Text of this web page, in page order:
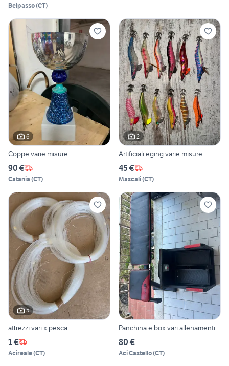
Belpasso(CT)
6
Coppe varie misure
90 €
Catania (CT)
2
Artificiali eging varie misure
45 €
Mascali(CT)
5
attrezzi vari x pesca
1 €
Acireale(CT)
Panchina e box vari allenamenti
80 €
Aci Castello(CT)